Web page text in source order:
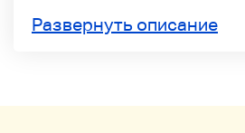
• Торговля
Развернуть описание